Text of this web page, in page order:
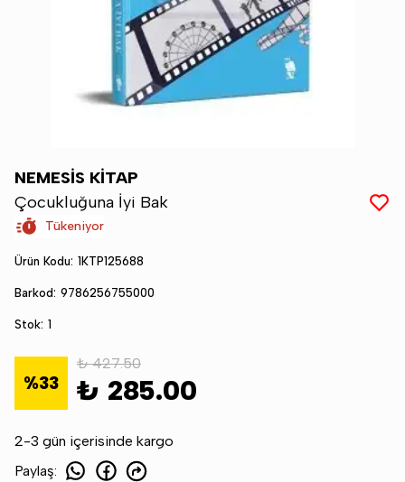
NEMESİS KİTAP
Çocukluğuna İyi Bak
Tükeniyor
Ürün Kodu: 1KTP125688
Barkod: 9786256755000
Stok: 1
%33
₺ 427.50
₺ 285.00
2-3 gün içerisinde kargo
Paylaş: